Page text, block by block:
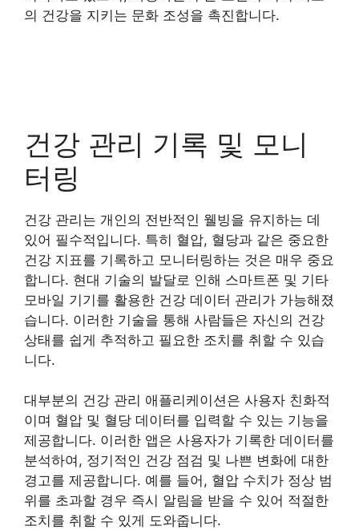
의 건강을 지키는 문화 조성을 촉진합니다.
건강 관리 기록 및 모니
터링
건강 관리는 개인의 전반적인 웰빙을 유지하는 데
있어 필수적입니다. 특히 혈압, 혈당과 같은 중요한
건강 지표를 기록하고 모니터링하는 것은 매우 중요
합니다. 현대 기술의 발달로 인해 스마트폰 및 기타
모바일 기기를 활용한 건강 데이터 관리가 가능해졌
습니다. 이러한 기술을 통해 사람들은 자신의 건강
상태를 쉽게 추적하고 필요한 조치를 취할 수 있습
니다.
대부분의 건강 관리 애플리케이션은 사용자 친화적
이며 혈압 및 혈당 데이터를 입력할 수 있는 기능을
제공합니다. 이러한 앱은 사용자가 기록한 데이터를
분석하여, 정기적인 건강 점검 및 나쁜 변화에 대한
경고를 제공합니다. 예를 들어, 혈압 수치가 정상 범
위를 초과할 경우 즉시 알림을 받을 수 있어 적절한
조치를 취할 수 있게 도와줍니다.